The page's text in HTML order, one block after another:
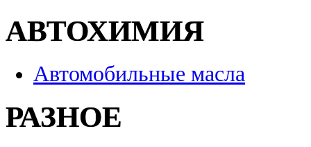
АВТОХИМИЯ
Автомобильные масла
РАЗНОЕ